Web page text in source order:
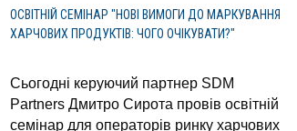
ОСВІТНІЙ СЕМІНАР "НОВІ ВИМОГИ ДО МАРКУВАННЯ
ХАРЧОВИХ ПРОДУКТІВ: ЧОГО ОЧІКУВАТИ?"
Сьогодні керуючий партнер SDM
Partners Дмитро Сирота провів освітній
семінар для операторів ринку харчових